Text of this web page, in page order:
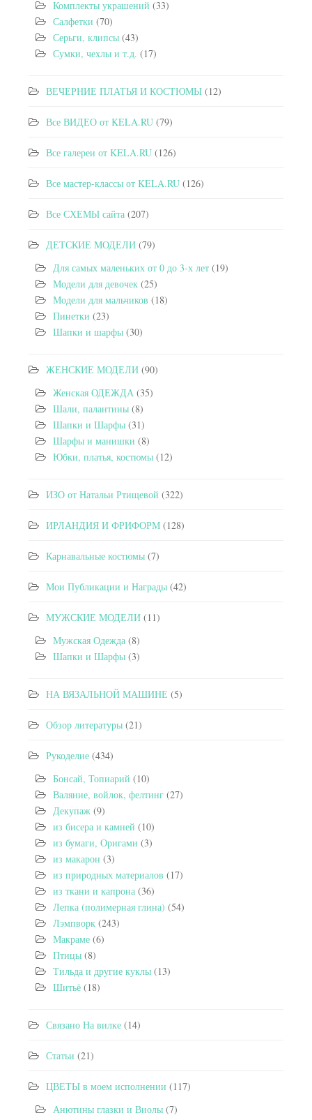
Комплекты украшений (33)
Салфетки (70)
Серьги, клипсы (43)
Сумки, чехлы и т.д. (17)
ВЕЧЕРНИЕ ПЛАТЬЯ И КОСТЮМЫ (12)
Все ВИДЕО от KELA.RU (79)
Все галереи от KELA.RU (126)
Все мастер-классы от KELA.RU (126)
Все СХЕМЫ сайта (207)
ДЕТСКИЕ МОДЕЛИ (79)
Для самых маленьких от 0 до 3-х лет (19)
Модели для девочек (25)
Модели для мальчиков (18)
Пинетки (23)
Шапки и шарфы (30)
ЖЕНСКИЕ МОДЕЛИ (90)
Женская ОДЕЖДА (35)
Шали, палантины (8)
Шапки и Шарфы (31)
Шарфы и манишки (8)
Юбки, платья, костюмы (12)
ИЗО от Натальи Ртищевой (322)
ИРЛАНДИЯ И ФРИФОРМ (128)
Карнавальные костюмы (7)
Мои Публикации и Награды (42)
МУЖСКИЕ МОДЕЛИ (11)
Мужская Одежда (8)
Шапки и Шарфы (3)
НА ВЯЗАЛЬНОЙ МАШИНЕ (5)
Обзор литературы (21)
Рукоделие (434)
Бонсай, Топиарий (10)
Валяние, войлок, фелтинг (27)
Декупаж (9)
из бисера и камней (10)
из бумаги, Оригами (3)
из макарон (3)
из природных материалов (17)
из ткани и капрона (36)
Лепка (полимерная глина) (54)
Лэмпворк (243)
Макраме (6)
Птицы (8)
Тильда и другие куклы (13)
Шитьё (18)
Связано На вилке (14)
Статьи (21)
ЦВЕТЫ в моем исполнении (117)
Анютины глазки и Виолы (7)